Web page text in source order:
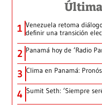
1 Venezuela retoma
definir una transición
2 Panamá hoy de ‘Radio
3 Clima en Panamá:
4 Sumit Seth: ‘Siempre